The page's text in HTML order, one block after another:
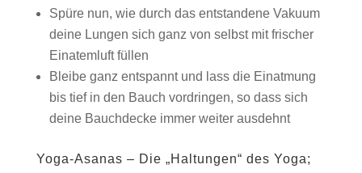
Spüre nun, wie durch das entstandene Vakuum
deine Lungen sich ganz von selbst mit frischer
Einatemluft füllen
Bleibe ganz entspannt und lass die Einatmung
bis tief in den Bauch vordringen, so dass sich
deine Bauchdecke immer weiter ausdehnt
Yoga-Asanas – Die „Haltungen“ des Yoga;